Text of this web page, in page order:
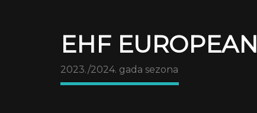
EHF
2023./2024. gada sezona